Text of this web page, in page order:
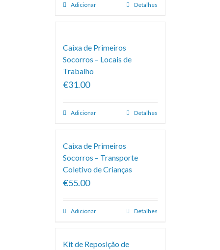
Adicionar Detalhes
Caixa de Primeiros
Socorros – Locais de
Trabalho
€31.00
Adicionar Detalhes
Caixa de Primeiros
Socorros – Transporte
Coletivo de Crianças
€55.00
Adicionar Detalhes
Kit de Reposição de